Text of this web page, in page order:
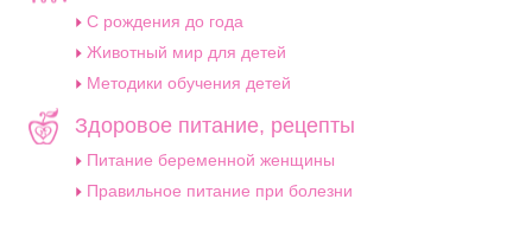
C рождения до года
Животный мир для детей
Методики обучения детей
Здоровое питание, рецепты
Питание беременной женщины
Правильное питание при болезни